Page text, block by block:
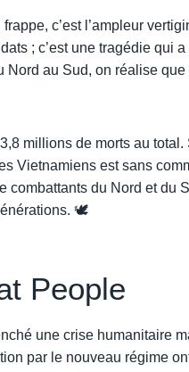
c’est l’ampleur
; c’est une tragédie qui
au Sud, on réalise
millions de morts au
Vietnamiens est sans
du Nord et du
🕊️
People
une crise humanitaire
par le nouveau régime